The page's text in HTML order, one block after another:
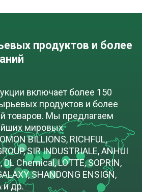
продуктов и более
включает более 150
продуктов и более
товаров. Мы предлагаем
мировых
BILLIONS, RICHFUL,
SIR INDUSTRIALE, ANHUI
DL Chemical, LOTTE, SOPRIN,
SHANDONG ENSIGN,
и др.